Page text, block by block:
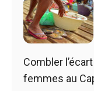
Combler
femmes au